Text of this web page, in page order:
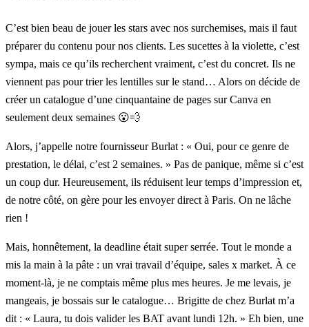
C’est bien beau de jouer les stars avec nos surchemises, mais il faut
préparer du contenu pour nos clients. Les sucettes à la violette, c’est
sympa, mais ce qu’ils recherchent vraiment, c’est du concret. Ils ne
viennent pas pour trier les lentilles sur le stand… Alors on décide de
créer un catalogue d’une cinquantaine de pages surCanva en
seulement deux semaines 😮💨
Alors, j’appelle notre fournisseur Burlat : « Oui, pour ce genre de
prestation, le délai, c’est 2 semaines. » Pas de panique, même si c’est
un coup dur. Heureusement, ils réduisent leur temps d’impression et,
de notre côté, on gère pour les envoyer direct à Paris. On ne lâche
rien !
Mais, honnêtement, la deadline était super serrée. Tout le monde a
mis la main à la pâte : un vrai travail d’équipe, sales x market. À ce
moment-là, je ne comptais même plus mes heures. Je me levais, je
mangeais, je bossais sur le catalogue… Brigitte de chez Burlat m’a
dit : « Laura, tu dois valider les BAT avant lundi 12h. » Eh bien, une